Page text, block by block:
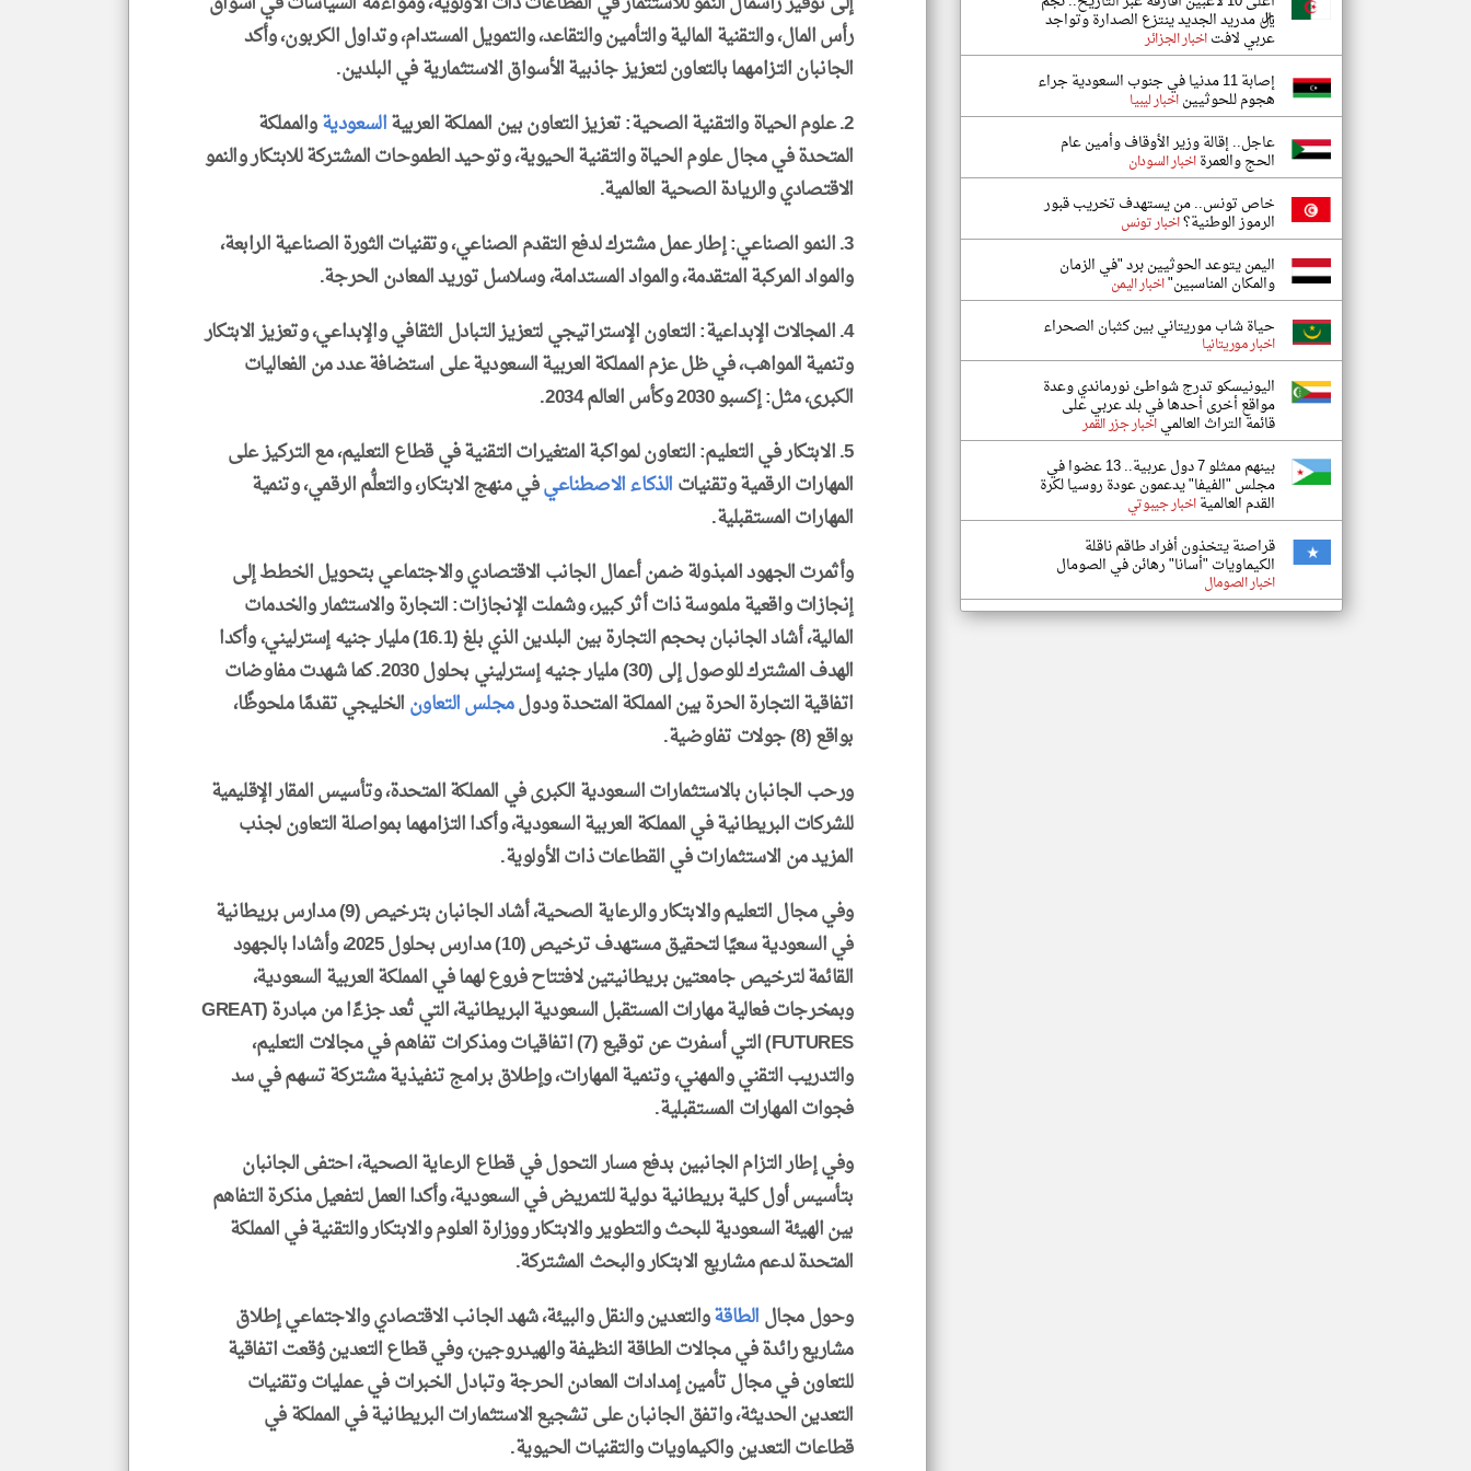
رأس المال، والتقنية المالية والتأمين والتقاعد، والتمويل المستدام، وتداول الكربون، وأكد
الجانبان التزامهما بالتعاون لتعزيز جاذبية الأسواق الاستثمارية في البلدين.
2. علوم الحياة والتقنية الصحية: تعزيز التعاون بين المملكة العربية
السعوديةوالمملكة
المتحدة في مجال علوم الحياة والتقنية الحيوية، وتوحيد الطموحات المشتركة للابتكار والنمو
الاقتصادي والريادة الصحية العالمية.
3. النمو الصناعي: إطار عمل مشترك لدفع التقدم الصناعي، وتقنيات الثورة الصناعية الرابعة،
والمواد المركبة المتقدمة، والمواد المستدامة، وسلاسل توريد المعادن الحرجة.
4. المجالات الإبداعية: التعاون الإستراتيجي لتعزيز التبادل الثقافي والإبداعي، وتعزيز الابتكار
وتنمية المواهب، في ظل عزم المملكة العربية السعودية على استضافة عدد من الفعاليات
الكبرى، مثل: إكسبو 2030 وكأس العالم 2034.
5. الابتكار في التعليم: التعاون لمواكبة المتغيرات التقنية في قطاع التعليم، مع التركيز على
المهارات الرقمية وتقنياتالذكاء الاصطناعيفي منهج الابتكار، والتعلُّم الرقمي، وتنمية
المهارات المستقبلية.
وأثمرت الجهود المبذولة ضمن أعمال الجانب الاقتصادي والاجتماعي بتحويل الخطط إلى
إنجازات واقعية ملموسة ذات أثر كبير، وشملت الإنجازات: التجارة والاستثمار والخدمات
المالية، أشاد الجانبان بحجم التجارة بين البلدين الذي بلغ (16.1) مليار جنيه إسترليني، وأكدا
الهدف المشترك للوصول إلى (30) مليار جنيه إسترليني بحلول 2030. كما شهدت مفاوضات
اتفاقية التجارة الحرة بين المملكة المتحدة ودولمجلس التعاونالخليجي تقدمًا ملحوظًا،
بواقع (8) جولات تفاوضية.
ورحب الجانبان بالاستثمارات السعودية الكبرى في المملكة المتحدة، وتأسيس المقار الإقليمية
للشركات البريطانية في المملكة العربية السعودية، وأكدا التزامهما بمواصلة التعاون لجذب
المزيد من الاستثمارات في القطاعات ذات الأولوية.
وفي مجال التعليم والابتكار والرعاية الصحية، أشاد الجانبان بترخيص (9) مدارس بريطانية
في السعودية سعيًا لتحقيق مستهدف ترخيص (10) مدارس بحلول 2025، وأشادا بالجهود
القائمة لترخيص جامعتين بريطانيتين لافتتاح فروع لهما في المملكة العربية السعودية،
وبمخرجات فعالية مهارات المستقبل السعودية البريطانية، التي تُعد جزءًا من مبادرة (GREAT
FUTURES) التي أسفرت عن توقيع (7) اتفاقيات ومذكرات تفاهم في مجالات التعليم،
والتدريب التقني والمهني، وتنمية المهارات، وإطلاق برامج تنفيذية مشتركة تسهم في سد
فجوات المهارات المستقبلية.
وفي إطار التزام الجانبين بدفع مسار التحول في قطاع الرعاية الصحية، احتفى الجانبان
بتأسيس أول كلية بريطانية دولية للتمريض في السعودية، وأكدا العمل لتفعيل مذكرة التفاهم
بين الهيئة السعودية للبحث والتطوير والابتكار ووزارة العلوم والابتكار والتقنية في المملكة
المتحدة لدعم مشاريع الابتكار والبحث المشتركة.
وحول مجالالطاقةوالتعدين والنقل والبيئة، شهد الجانب الاقتصادي والاجتماعي إطلاق
مشاريع رائدة في مجالات الطاقة النظيفة والهيدروجين، وفي قطاع التعدين وُقعت اتفاقية
للتعاون في مجال تأمين إمدادات المعادن الحرجة وتبادل الخبرات في عمليات وتقنيات
التعدين الحديثة، واتفق الجانبان على تشجيع الاستثمارات البريطانية في المملكة في
قطاعات التعدين والكيماويات والتقنيات الحيوية.
ريال مدريد الجديد ينتزع الصدارة وتواجد
عربي لافتاخبار الجزائر
إصابة 11 مدنيا في جنوب السعودية جراء
هجوم للحوثييناخبار ليبيا
عاجل.. إقالة وزير الأوقاف وأمين عام
الحج والعمرةاخبار السودان
خاص تونس.. من يستهدف تخريب قبور
الرموز الوطنية؟اخبار تونس
اليمن يتوعد الحوثيين برد "في الزمان
والمكان المناسبين"اخبار اليمن
حياة شاب موريتاني بين كثبان الصحراء
اخبار موريتانيا
اليونيسكو تدرج شواطئ نورماندي وعدة
مواقع أخرى أحدها في بلد عربي على
قائمة التراث العالمياخبار جزر القمر
بينهم ممثلو 7 دول عربية.. 13 عضوا في
مجلس "الفيفا" يدعمون عودة روسيا لكرة
القدم العالميةاخبار جيبوتي
قراصنة يتخذون أفراد طاقم ناقلة
الكيماويات "أسانا" رهائن في الصومال
اخبار الصومال